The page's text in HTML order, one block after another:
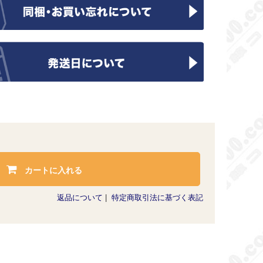
カートに入れる
返品について 特定商取引法に基づく表記